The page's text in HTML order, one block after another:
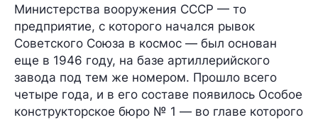
Министерства вооружения СССР — то
предприятие, с которого начался рывок
Советского Союза в космос — был основан
еще в 1946 году, на базе артиллерийского
завода под тем же номером. Прошло всего
четыре года, и в его составе появилось Особое
конструкторское бюро № 1 — во главе которого